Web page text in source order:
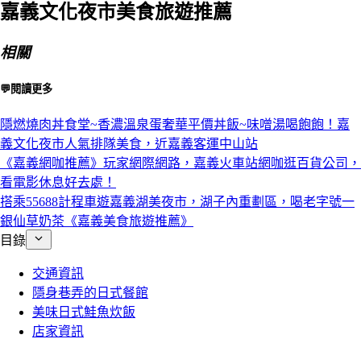
嘉義文化夜市美食旅遊推薦
相關
💬閱讀更多
隱燃燒肉丼食堂~香濃溫泉蛋奢華平價丼飯~味噌湯喝飽飽！嘉
義文化夜市人氣排隊美食，近嘉義客運中山站
《嘉義網咖推薦》玩家網際網路，嘉義火車站網咖逛百貨公司，
看電影休息好去處！
搭乘55688計程車遊嘉義湖美夜市，湖子內重劃區，喝老字號一
銀仙草奶茶《嘉義美食旅遊推薦》
目錄
交通資訊
隱身巷弄的日式餐館
美味日式鮭魚炊飯
店家資訊